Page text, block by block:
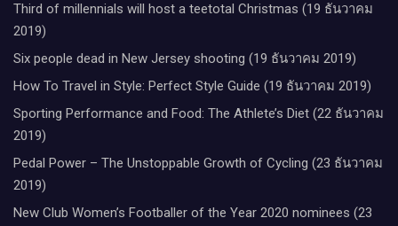
Third of millennials will host a teetotal Christmas (19 ธันวาคม
2019)
Six people dead in New Jersey shooting (19 ธันวาคม 2019)
How To Travel in Style: Perfect Style Guide (19 ธันวาคม 2019)
Sporting Performance and Food: The Athlete’s Diet (22 ธันวาคม
2019)
Pedal Power – The Unstoppable Growth of Cycling (23 ธันวาคม
2019)
New Club Women’s Footballer of the Year 2020 nominees (23